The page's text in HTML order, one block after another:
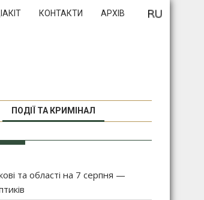
КОНТАКТИ АРХІВ
ПОДІЇ ТА КРИМІНАЛ
та області на 7 серпня —